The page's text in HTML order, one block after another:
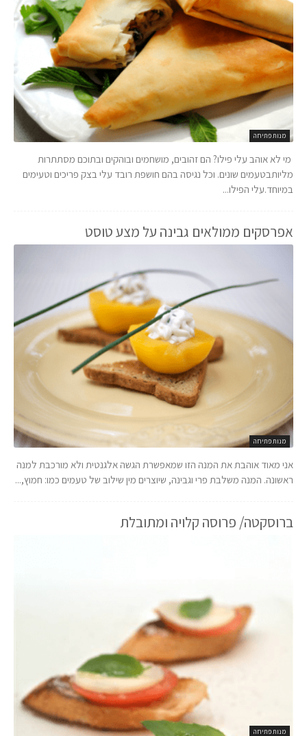
מנות פתיחה
­מי לא אוהב עלי פילו? הם זהובים, מושחמים ובוהקים ובתוכם מסתתרות
מליותבטעמים שונים. וכל נגיסה בהם חושפת רובד עלי בצק פריכים וטעימים
במיוחד.עלי הפילו...
אפרסקים ממולאים גבינה על מצע טוסט
מנות פתיחה
אני מאוד אוהבת את המנה הזו שמאפשרת הגשה אלגנטית ולא מורכבת למנה
ראשונה. המנה משלבת פרי וגבינה, שיוצרים מין שילוב של טעמים כמו: חמוץ,...
ברוסקטה/ פרוסה קלויה ומתובלת
מנות פתיחה